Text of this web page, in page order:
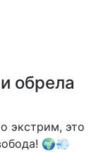
обрела
экстрим, это
🌍💨